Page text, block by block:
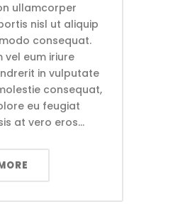
ullamcorper
nisl ut aliquip
consequat.
vel eum iriure
in vulputate
consequat,
eu feugiat
at vero eros...